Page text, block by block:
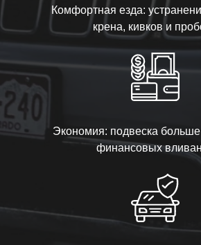
Комфортная езда:
крена, кивков и
Экономия: подвеска больше
финансовых